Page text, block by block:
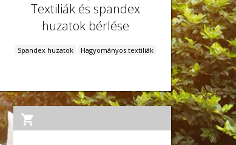
Textiliák és spandex
huzatok bérlése
Spandex huzatok Hagyományos textiliák